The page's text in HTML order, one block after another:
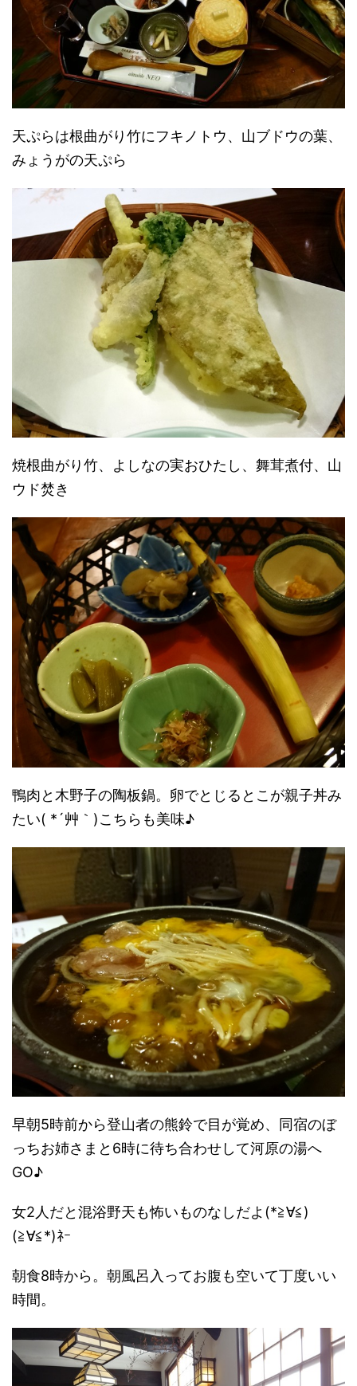
天ぷらは根曲がり竹にフキノトウ、山ブドウの葉、
みょうがの天ぷら
焼根曲がり竹、よしなの実おひたし、舞茸煮付、山
ウド焚き
鴨肉と木野子の陶板鍋。卵でとじるとこが親子丼み
たい( *´艸｀)こちらも美味♪
早朝5時前から登山者の熊鈴で目が覚め、同宿のぼ
っちお姉さまと6時に待ち合わせして河原の湯へ
GO♪
女2人だと混浴野天も怖いものなしだよ(*≧∀≦)
(≧∀≦*)ﾈｰ
朝食8時から。朝風呂入ってお腹も空いて丁度いい
時間。